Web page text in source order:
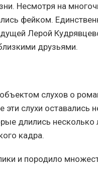
Несмотря на
фейком.
Лерой
друзьями.
слухов о
эти слухи
длились несколько
кадра.
и породило